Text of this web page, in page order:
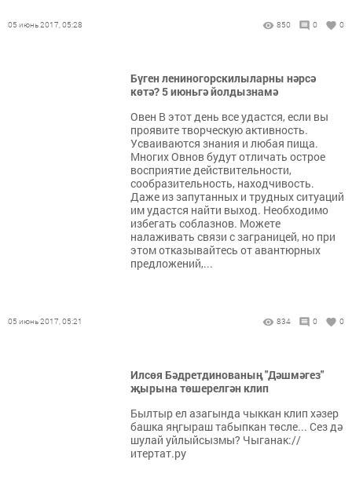
05 июнь 2017, 05:28 850 0 0
Бүген лениногорскилыларны нәрсә
көтә? 5 июньгә йолдызнамә
Овен В этот день все удастся, если вы
проявите творческую активность.
Усваиваются знания и любая пища.
Многих Овнов будут отличать острое
восприятие действительности,
сообразительность, находчивость.
Даже из запутанных и трудных ситуаций
им удастся найти выход. Необходимо
избегать соблазнов. Можете
налаживать связи с заграницей, но при
этом отказывайтесь от авантюрных
предложений,...
05 июнь 2017, 05:21 834 0 0
Илсөя Бәдретдинованың "Дәшмәгез"
җырына төшерелгән клип
Былтыр ел азагында чыккан клип хәзер
башка яңгыраш табыпкан төсле... Сез дә
шулай уйлыйсызмы? Чыганак://
итертат.ру